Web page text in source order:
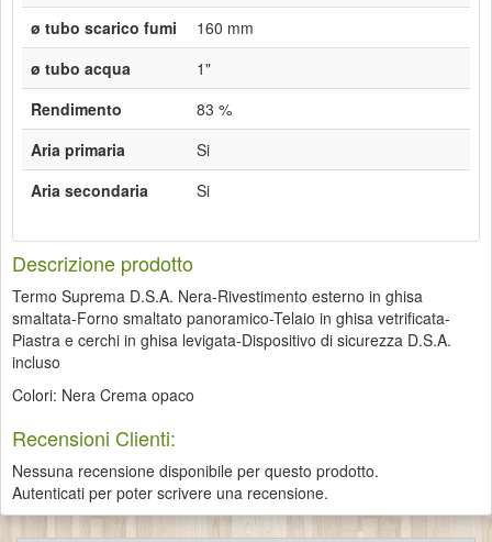
ø tubo scarico fumi
160 mm
ø tubo acqua
1"
Rendimento
83 %
Aria primaria
Si
Aria secondaria
Si
Descrizione prodotto
Termo Suprema D.S.A. Nera-Rivestimento esterno in ghisa
smaltata-Forno smaltato panoramico-Telaio in ghisa vetrificata-
Piastra e cerchi in ghisa levigata-Dispositivo di sicurezza D.S.A.
incluso
Colori: Nera Crema opaco
Recensioni Clienti:
Nessuna recensione disponibile per questo prodotto.
Autenticati per poter scrivere una recensione.